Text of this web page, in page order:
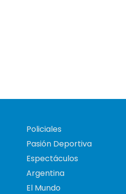
Policiales
Pasión Deportiva
Espectáculos
Argentina
El Mundo